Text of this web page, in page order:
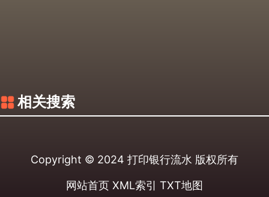
相关搜索
Copyright © 2024 打印银行流水 版权所有
网站首页 XML索引 TXT地图